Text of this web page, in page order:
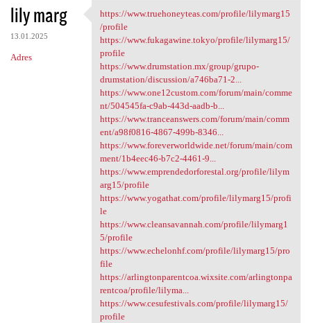
lily marg
13.01.2025
Adres
https://www.truehoneyteas.com
https://www.truehoneyteas.com/profile/lilymarg15
/profile
https://www.fukagawine.tokyo/profile/lilymarg15/
profile
https://www.drumstation.mx/group/grupo-
drumstation/discussion/a746ba71-2...
https://www.one12custom.com/forum/main/comme
nt/504545fa-c9ab-443d-aadb-b...
https://www.tranceanswers.com/forum/main/comm
ent/a98f0816-4867-499b-8346...
https://www.foreverworldwide.net/forum/main/com
ment/1b4eec46-b7c2-4461-9...
https://www.emprendedorforestal.org/profile/lilym
arg15/profile
https://www.yogathat.com/profile/lilymarg15/profi
le
https://www.cleansavannah.com/profile/lilymarg1
5/profile
https://www.echelonhf.com/profile/lilymarg15/pro
file
https://arlingtonparentcoa.wixsite.com/arlingtonpa
rentcoa/profile/lilyma...
https://www.cesufestivals.com/profile/lilymarg15/
profile